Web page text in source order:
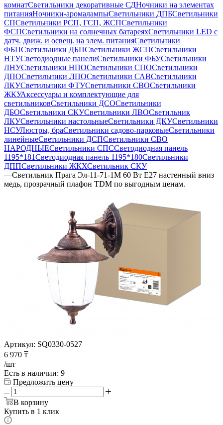
комнатСветильники декоративные СДНочники на элементах
питанияНочники-аромалампыСветильники ДПБСветильники
СПСветильники РСП, ГСП, ЖСПСветильники
ФСПСветильники на солнечных батареяхСветильники LED с
датч. движ. и освещ. на элем. питанияСветильники
ФБПСветильники ДБПСветильники ЖСПСветильники
НТУСветодиодные панелиСветильники ФБУСветильники
ЛНУСветильники НПОСветильники СПОСветильники
ДПОСветильники ЛПОСветильники САВСветильники
ЛКУСветильники ФТУСветильники СВОСветильники
ЖКУАксессуары и комплектующие для
светильниковСветильники ДСОСветильники
ДБОСветильники СКУСветильники ЛВОСветильник
ЛКУСветильники настольныеСветильники ДКУСветильники
НСУЛюстры, браСветильники садово-парковыеСветильники
линейныеСветильники ДСПСветильники СВО
НАРОДНЫЕСветильники СПССветодиодная панель
1195*181Светодиодная панель 1195*180Светильники
ДППСветильники ЖКХСветильник СКУ
—Светильник Прага Эл-11-71-1М 60 Вт Е27 настенный вниз
медь, прозрачный плафон TDM по выгодным ценам.
Артикул: SQ0330-0527
6 970 ₸
/шт
Есть в наличии: 9
Предложить цену
В корзину
Купить в 1 клик